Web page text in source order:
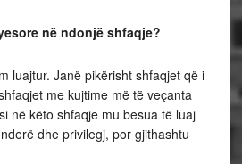
në ndonjë shfaqje?
luajtur. Janë pikërisht shfaqjet që i
me kujtime më të veçanta
në këto shfaqje mu besua të luaj
dhe privilegj, por gjithashtu